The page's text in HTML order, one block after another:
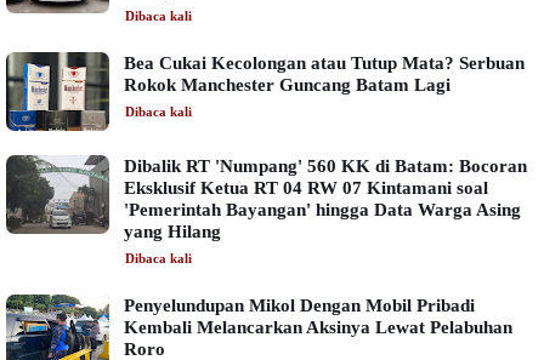
Dibaca kali
Bea Cukai Kecolongan atau Tutup Mata? Serbuan
Rokok Manchester Guncang Batam Lagi
Dibaca kali
Dibalik RT 'Numpang' 560 KK di Batam: Bocoran
Eksklusif Ketua RT 04 RW 07 Kintamani soal
'Pemerintah Bayangan' hingga Data Warga Asing
yang Hilang
Dibaca kali
Penyelundupan Mikol Dengan Mobil Pribadi
Kembali Melancarkan Aksinya Lewat Pelabuhan
Roro